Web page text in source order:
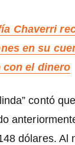
Chaverri
en su
con el dinero
contó
dólares. Al